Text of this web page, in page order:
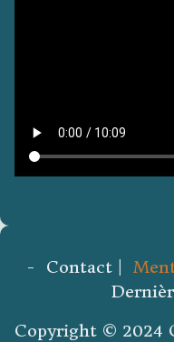
- Contact |
Copyright © 2024